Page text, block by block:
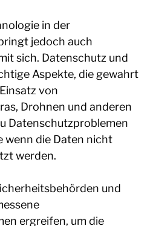
in der
jedoch auch
sich. Datenschutz und
Aspekte, die gewahrt
von
Drohnen und anderen
Datenschutzproblemen
wenn die Daten nicht
werden.
und
ergreifen, um die